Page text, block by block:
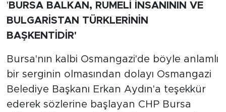
' BURSA BALKAN, RUMELİ İNSANININ VE
BULGARİSTAN TÜRKLERİNİN
BAŞKENTİDİR'
Bursa'nın kalbi Osmangazi'de böyle anlamlı
bir serginin olmasından dolayı Osmangazi
Belediye Başkanı Erkan Aydın'a teşekkür
ederek sözlerine başlayan CHP Bursa